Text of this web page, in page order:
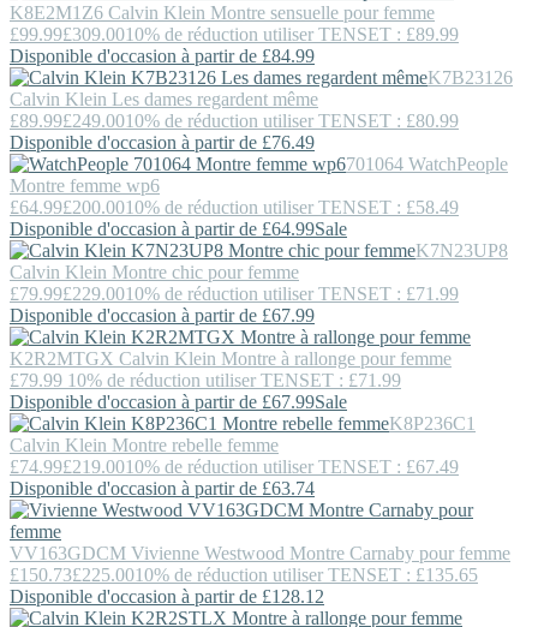
K8E2M1Z6 Calvin Klein Montre sensuelle pour femme
£99.99£309.0010% de réduction utiliser TENSET : £89.99
Disponible d'occasion à partir de £84.99
K7B23126
Calvin Klein Les dames regardent même
£89.99£249.0010% de réduction utiliser TENSET : £80.99
Disponible d'occasion à partir de £76.49
701064 WatchPeople
Montre femme wp6
£64.99£200.0010% de réduction utiliser TENSET : £58.49
Disponible d'occasion à partir de £64.99Sale
K7N23UP8
Calvin Klein Montre chic pour femme
£79.99£229.0010% de réduction utiliser TENSET : £71.99
Disponible d'occasion à partir de £67.99
K2R2MTGX Calvin Klein Montre à rallonge pour femme
£79.99 10% de réduction utiliser TENSET : £71.99
Disponible d'occasion à partir de £67.99Sale
K8P236C1
Calvin Klein Montre rebelle femme
£74.99£219.0010% de réduction utiliser TENSET : £67.49
Disponible d'occasion à partir de £63.74
VV163GDCM Vivienne Westwood Montre Carnaby pour femme
£150.73£225.0010% de réduction utiliser TENSET : £135.65
Disponible d'occasion à partir de £128.12